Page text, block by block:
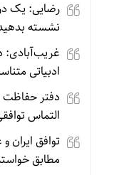
رضایی: یک
نشسته
غریب‌آبادی:
ادبیاتی
دفتر حفاظت
التماس
توافق ایران
مطابق